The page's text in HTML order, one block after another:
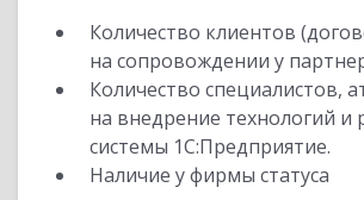
Количество клиентов
на сопровождении у
Количество специалистов,
на внедрение технологий и
системы 1С:Предприятие.
Наличие у фирмы статуса